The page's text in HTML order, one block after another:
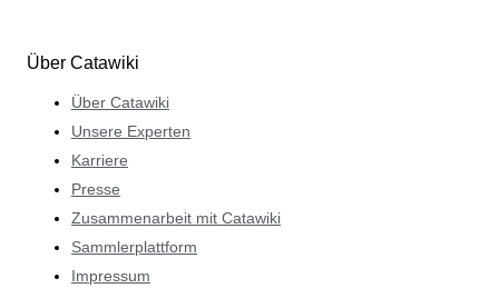
Über Catawiki
Über Catawiki
Unsere Experten
Karriere
Presse
Zusammenarbeit mit Catawiki
Sammlerplattform
Impressum